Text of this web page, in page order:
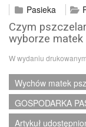
Pasieka
Czym
wyborze matek
W wydaniu
Wychów matek
GOSPODARKA
Artykuł